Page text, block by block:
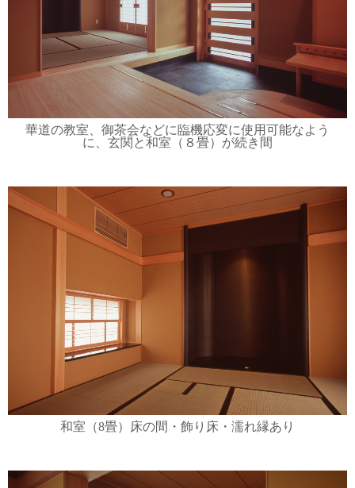
華道の教室、御茶会などに臨機応変に使用可能なよう
に、玄関と和室（８畳）が続き間
和室（8畳）床の間・飾り床・濡れ縁あり